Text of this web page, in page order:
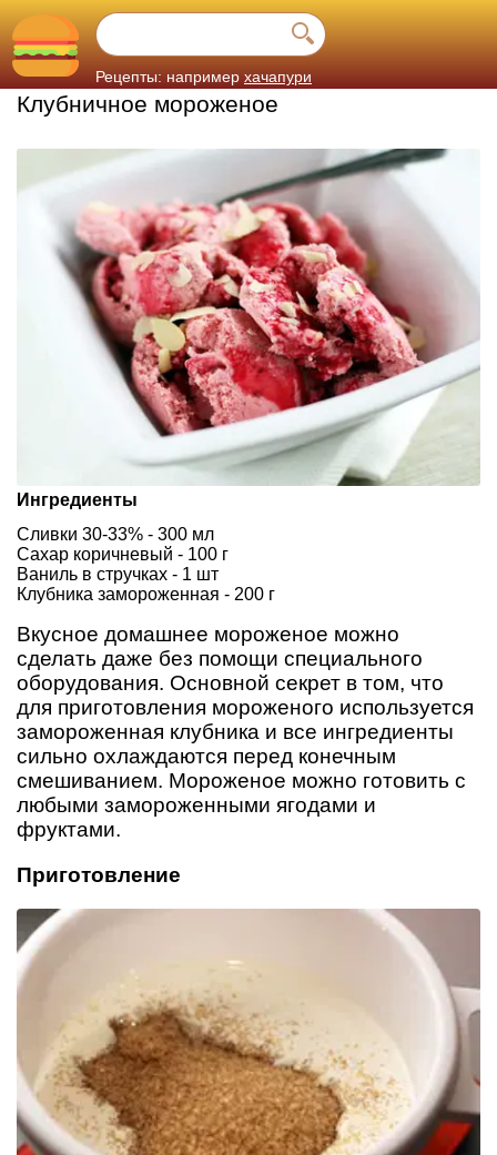
Рецепты: например хачапури
Клубничное мороженое
Ингредиенты
Сливки 30-33% - 300 мл
Сахар коричневый - 100 г
Ваниль в стручках - 1 шт
Клубника замороженная - 200 г
Вкусное домашнее мороженое можно
сделать даже без помощи специального
оборудования. Основной секрет в том, что
для приготовления мороженого используется
замороженная клубника и все ингредиенты
сильно охлаждаются перед конечным
смешиванием. Мороженое можно готовить с
любыми замороженными ягодами и
фруктами.
Приготовление